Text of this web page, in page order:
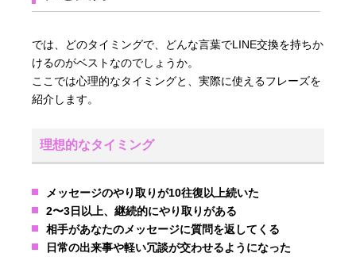
では、どのタイミングで、どんな言葉でLINE交換を持ちか
けるのがベストなのでしょうか。
ここでは心理的なタイミングと、実際に使えるフレーズを
紹介します。
理想的なタイミング
メッセージのやり取りが10往復以上続いた
2〜3日以上、継続的にやり取りがある
相手があなたのメッセージに質問を返してくる
日常の出来事や軽い冗談が交わせるようになった